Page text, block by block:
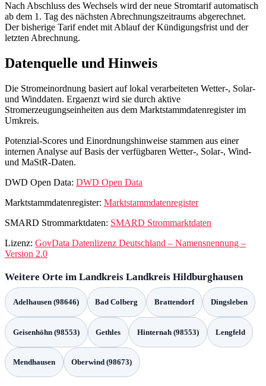
Nach Abschluss des Wechsels wird der neue Stromtarif automatisch
ab dem 1. Tag des nächsten Abrechnungszeitraums abgerechnet.
Der bisherige Tarif endet mit Ablauf der Kündigungsfrist und der
letzten Abrechnung.
Datenquelle und Hinweis
Die Stromeinordnung basiert auf lokal verarbeiteten Wetter-, Solar-
und Winddaten. Ergaenzt wird sie durch aktive
Stromerzeugungseinheiten aus dem Marktstammdatenregister im
Umkreis.
Potenzial-Scores und Einordnungshinweise stammen aus einer
internen Analyse auf Basis der verfügbaren Wetter-, Solar-, Wind-
und MaStR-Daten.
DWD Open Data: DWD Open Data
Marktstammdatenregister: Marktstammdatenregister
SMARD Strommarktdaten: SMARD Strommarktdaten
Lizenz: GovData Datenlizenz Deutschland – Namensnennung –
Version 2.0
Weitere Orte im Landkreis Landkreis Hildburghausen
Adelhausen (98646) Bad Colberg Brattendorf Dingsleben
Geisenhöhn (98553) Gethles Hinternah (98553) Lengfeld
Mendhausen Oberwind (98673)